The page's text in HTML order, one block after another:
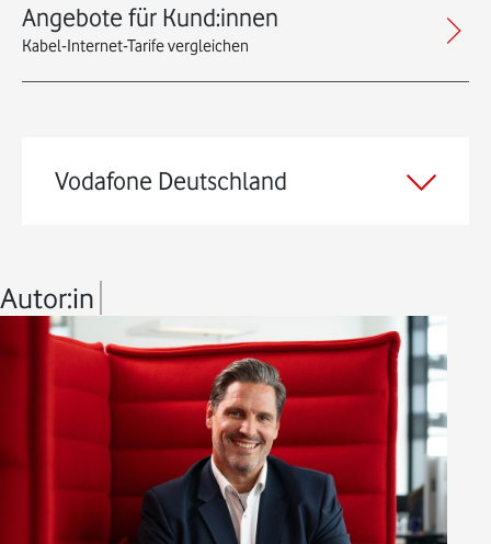
Angebote für Kund:innen
Kabel-Internet-Tarife vergleichen
Vodafone Deutschland
Autor:in